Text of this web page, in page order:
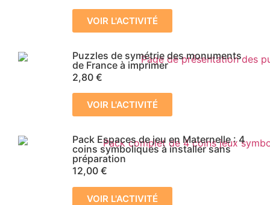
VOIR L'ACTIVITÉ
Puzzles de symétrie des monuments
de France à imprimer
2,80 €
VOIR L'ACTIVITÉ
Pack Espaces de jeu en Maternelle : 4
coins symboliques à installer sans
préparation
12,00 €
VOIR L'ACTIVITÉ